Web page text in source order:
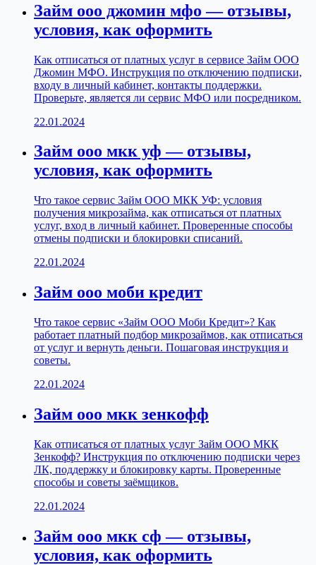
Займ ооо джомин мфо — отзывы,
условия, как оформить
Как отписаться от платных услуг в сервисе Займ ООО
Джомин МФО. Инструкция по отключению подписки,
входу в личный кабинет, контакты поддержки.
Проверьте, является ли сервис МФО или посредником.
22.01.2024
Займ ооо мкк уф — отзывы,
условия, как оформить
Что такое сервис Займ ООО МКК УФ: условия
получения микрозайма, как отписаться от платных
услуг, вход в личный кабинет. Проверенные способы
отмены подписки и блокировки списаний.
22.01.2024
Займ ооо моби кредит
Что такое сервис «Займ ООО Моби Кредит»? Как
работает платный подбор микрозаймов, как отписаться
от услуг и вернуть деньги. Пошаговая инструкция и
советы.
22.01.2024
Займ ооо мкк зенкофф
Как отписаться от платных услуг Займ ООО МКК
Зенкофф? Инструкция по отключению подписки через
ЛК, поддержку и блокировку карты. Проверенные
способы и советы заёмщиков.
22.01.2024
Займ ооо мкк сф — отзывы,
условия, как оформить